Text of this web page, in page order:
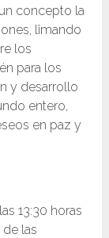
concepto la
limando
los
para los
y desarrollo
entero,
en paz y
13:30 horas
las